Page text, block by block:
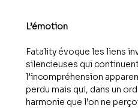
L’émotion
Fatality évoque les liens
silencieuses qui
l’incompréhension
perdu mais qui, dans un
harmonie que l’on ne